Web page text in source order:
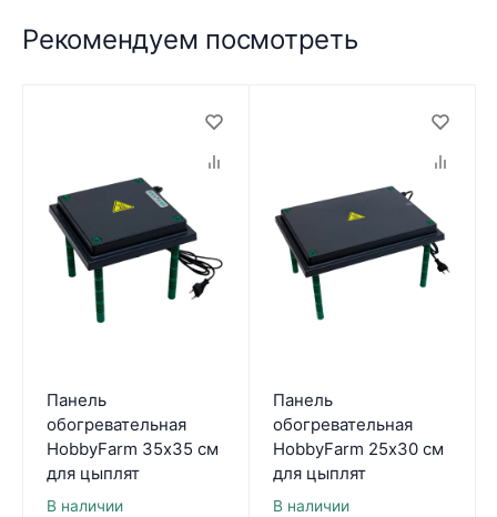
Рекомендуем посмотреть
Панель
обогревательная
HobbyFarm 35х35 см
для цыплят
В наличии
Панель
обогревательная
HobbyFarm 25х30 см
для цыплят
В наличии